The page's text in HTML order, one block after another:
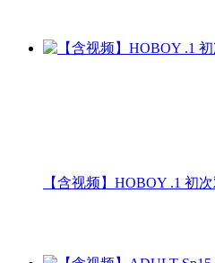
【含视频】HOBOY .1 初